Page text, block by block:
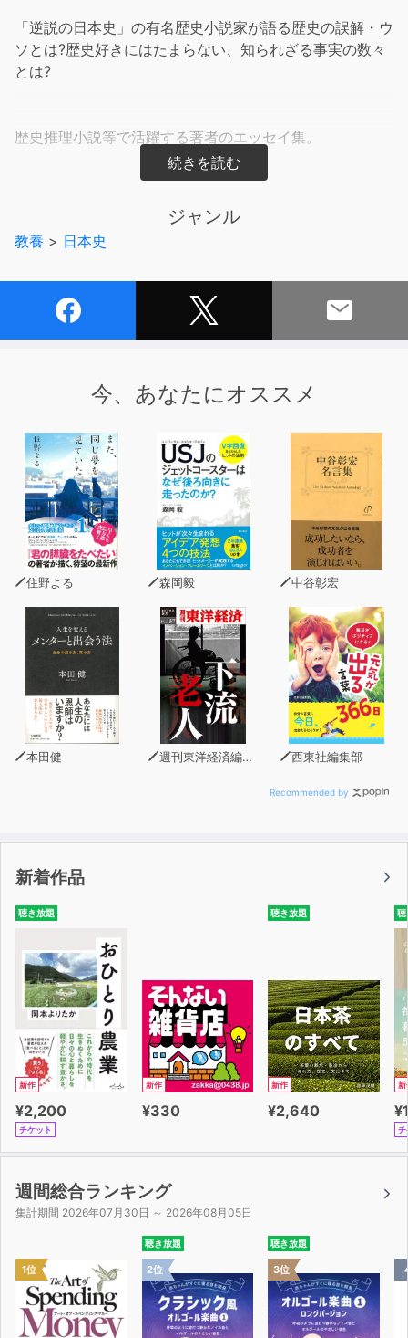
「逆説の日本史」の有名歴史小説家が語る歴史の誤解・ウ
ソとは?歴史好きにはたまらない、知られざる事実の数々
とは?
歴史推理小説等で活躍する著者のエッセイ集。
日本で「正義」「常識」とされていたことにいかに誤解が
「壬申の乱の謎」として、天皇の系譜を語ったり、「水に
様々ですが、
も語られている一冊です。
歴史の見方、そして日本人の常識に、一石を投じる井沢氏
の言葉を聴くことで、
新しい世界の見方を見つけられるかもしれません。
ジャンル
教養 > 日本史
今、あなたにオススメ
住野よる 森岡毅 中谷彰宏
本田健 週刊東洋経済編集部 西東社編集部
Recommended by
新着作品
聴き放題
新作
¥2,200
チケット
新作
¥330
聴き放題
新作
¥2,640
聴
新
チ
週間総合ランキング
集計期間 2026年07月30日 ～ 2026年08月05日
1位
聴き放題
2位
聴き放題
3位